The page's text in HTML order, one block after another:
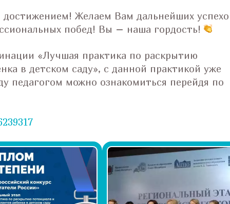
Желаем Вам дальнейших
побед! Вы – наша гордость!
«Лучшая практика по раскрытию
в детском саду», с данной практикой уже
педагогом можно ознакомиться перейдя по